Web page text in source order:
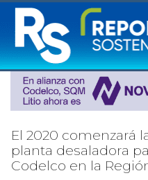
El 2020 comenzará
planta desaladora
Codelco en la